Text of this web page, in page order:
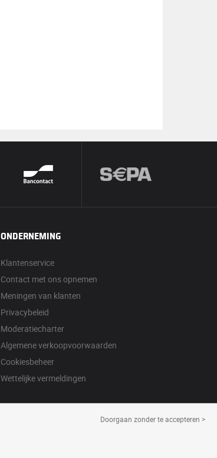
ONDERNEMING
Klantenservice
Contact met ons opnemen
Meningen van klanten
Privacybeleid
Moderatiecharter
Algemene verkoopvoorwaarden
Cookiesbeheer
Wettelijke vermeldingen
Doorgaan zonder te accepteren >